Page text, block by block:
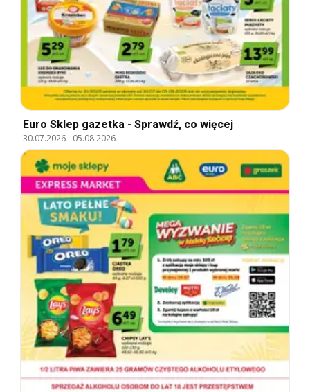
Euro Sklep gazetka - Sprawdź, co więcej
30.07.2026- 05.08.2026